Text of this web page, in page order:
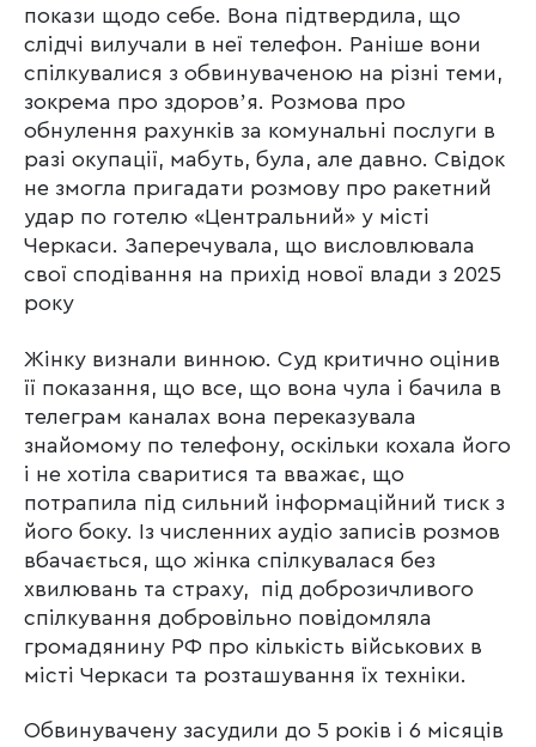
покази щодо себе. Вона підтвердила, що
слідчі вилучали в неї телефон. Раніше вони
спілкувалися з обвинуваченою на різні теми,
зокрема про здоровʼя. Розмова про
обнулення рахунків за комунальні послуги в
разі окупації, мабуть, була, але давно. Свідок
не змогла пригадати розмову про ракетний
удар по готелю «Центральний» у місті
Черкаси. Заперечувала, що висловлювала
свої сподівання на прихід нової влади з 2025
року
Жінку визнали винною. Суд критично оцінив
її показання, що все, що вона чула і бачила в
телеграм каналах вона переказувала
знайомому по телефону, оскільки кохала його
і не хотіла сваритися та вважає, що
потрапила під сильний інформаційний тиск з
його боку. Із численних аудіо записів розмов
вбачається, що жінка спілкувалася без
хвилювань та страху, під доброзичливого
спілкування добровільно повідомляла
громадянину РФ про кількість військових в
місті Черкаси та розташування їх техніки.
Обвинувачену засудили до 5 років і 6 місяців